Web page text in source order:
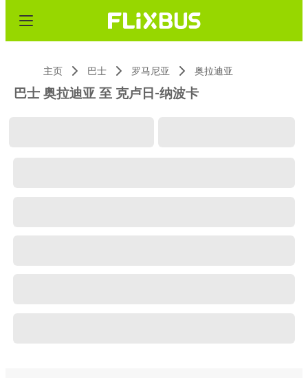
主页 巴士 罗马尼亚 奥拉迪亚
巴士 奥拉迪亚 至 克卢日-纳波卡